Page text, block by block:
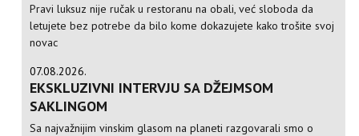
Pravi luksuz nije ručak u restoranu na obali, već sloboda da
letujete bez potrebe da bilo kome dokazujete kako trošite svoj
novac
07.08.2026.
EKSKLUZIVNI INTERVJU SA DŽEJMSOM
SAKLINGOM
Sa najvažnijim vinskim glasom na planeti razgovarali smo o